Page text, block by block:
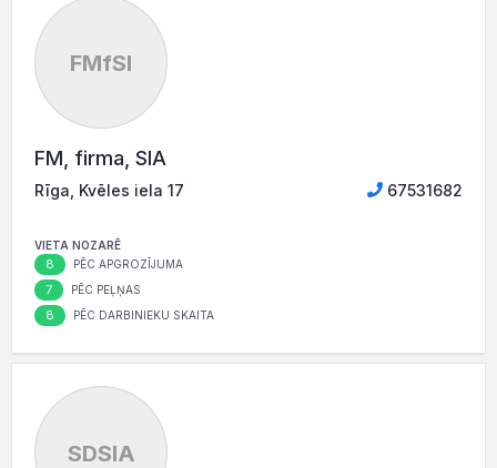
FMfSI
FM, firma, SIA
Rīga, Kvēles iela 17 67531682
VIETA NOZARĒ
8 PĒC APGROZĪJUMA
7 PĒC PEĻŅAS
8 PĒC DARBINIEKU SKAITA
SDSIA